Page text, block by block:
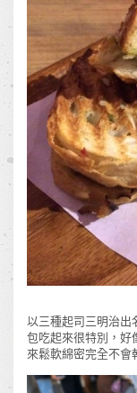
以三種起司三明治出
包吃起來很特別，好
來鬆軟綿密完全不會